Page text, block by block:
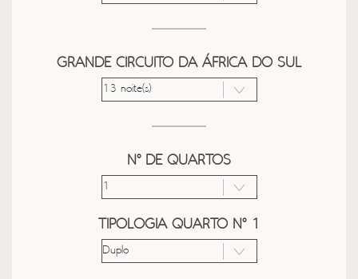
GRANDE CIRCUITO DA ÁFRICA DO SUL
Nº DE QUARTOS
TIPOLOGIA QUARTO Nº 1